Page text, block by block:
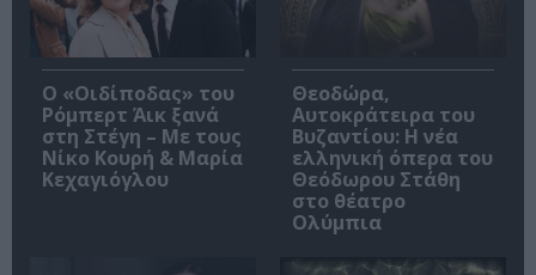
O «Οιδίποδας» του
Ρόμπερτ Άικ ξανά
στη Στέγη – Με τους
Νίκο Κουρή & Μαρία
Κεχαγιόγλου
Θεοδώρα,
Αυτοκράτειρα του
Βυζαντίου: Η νέα
ελληνική όπερα του
Θεόδωρου Στάθη
στο θέατρο
Ολύμπια